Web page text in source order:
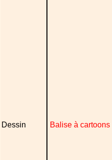
Dessin Balise à cartoons